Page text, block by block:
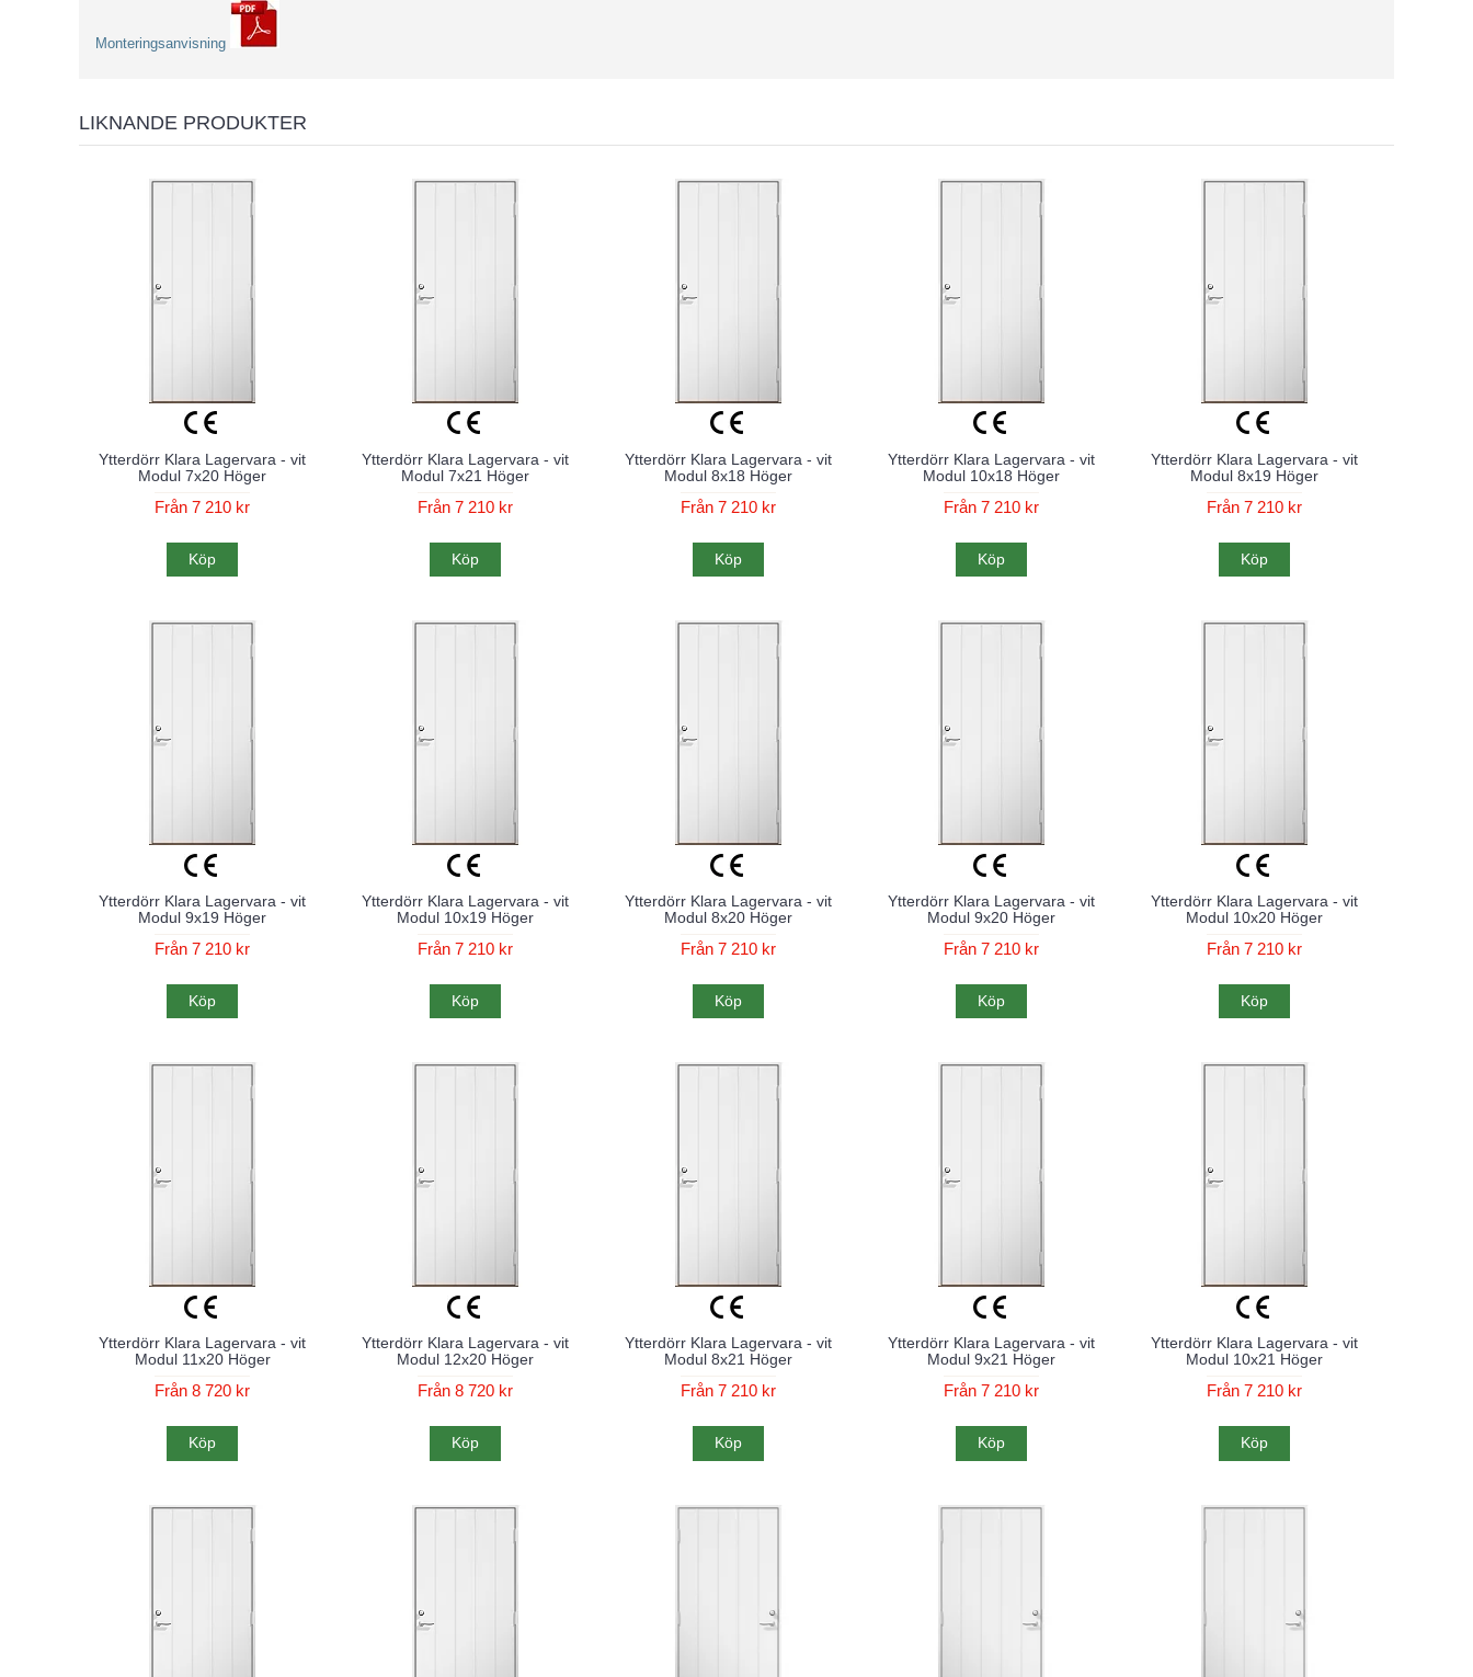
Monteringsanvisning
LIKNANDE PRODUKTER
Ytterdörr Klara Lagervara - vit
Modul 7x20 Höger
Från 7 210 kr
Köp
Ytterdörr Klara Lagervara - vit
Modul 7x21 Höger
Från 7 210 kr
Köp
Ytterdörr Klara Lagervara - vit
Modul 8x18 Höger
Från 7 210 kr
Köp
Ytterdörr Klara Lagervara - vit
Modul 10x18 Höger
Från 7 210 kr
Köp
Ytterdörr Klara Lagervara - vit
Modul 8x19 Höger
Från 7 210 kr
Köp
Ytterdörr Klara Lagervara - vit
Modul 9x19 Höger
Från 7 210 kr
Köp
Ytterdörr Klara Lagervara - vit
Modul 10x19 Höger
Från 7 210 kr
Köp
Ytterdörr Klara Lagervara - vit
Modul 8x20 Höger
Från 7 210 kr
Köp
Ytterdörr Klara Lagervara - vit
Modul 9x20 Höger
Från 7 210 kr
Köp
Ytterdörr Klara Lagervara - vit
Modul 10x20 Höger
Från 7 210 kr
Köp
Ytterdörr Klara Lagervara - vit
Modul 11x20 Höger
Från 8 720 kr
Köp
Ytterdörr Klara Lagervara - vit
Modul 12x20 Höger
Från 8 720 kr
Köp
Ytterdörr Klara Lagervara - vit
Modul 8x21 Höger
Från 7 210 kr
Köp
Ytterdörr Klara Lagervara - vit
Modul 9x21 Höger
Från 7 210 kr
Köp
Ytterdörr Klara Lagervara - vit
Modul 10x21 Höger
Från 7 210 kr
Köp